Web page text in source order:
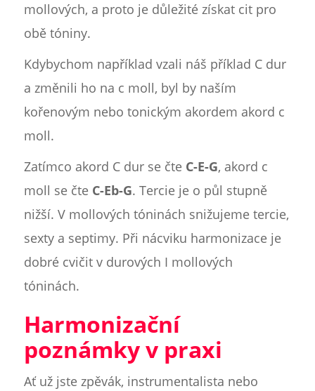
mollových, a proto je důležité získat cit pro
obě tóniny.
Kdybychom například vzali náš příklad C dur
a změnili ho na c moll, byl by naším
kořenovým nebo tonickým akordem akord c
moll.
Zatímco akord C dur se čte C-E-G, akord c
moll se čte C-Eb-G. Tercie je o půl stupně
nižší. V mollových tóninách snižujeme tercie,
sexty a septimy. Při nácviku harmonizace je
dobré cvičit v durových I mollových
tóninách.
Harmonizační
poznámky v praxi
Ať už jste zpěvák, instrumentalista nebo